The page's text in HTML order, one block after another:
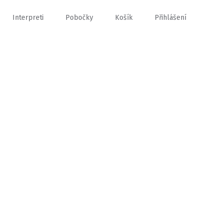
Interpreti Pobočky Košík Přihlášení